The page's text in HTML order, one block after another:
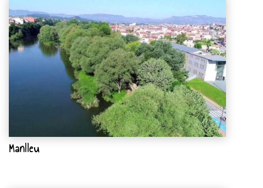
Manlleu